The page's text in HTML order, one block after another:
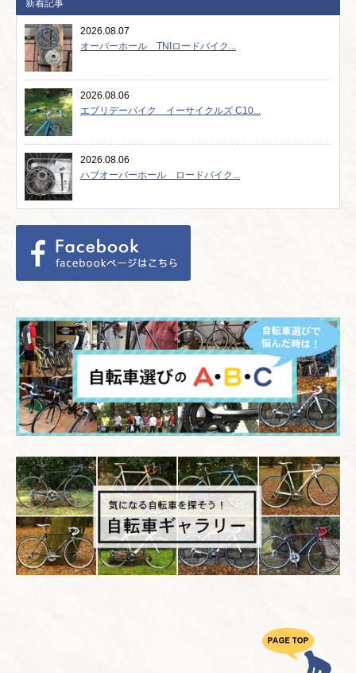
新着記事
2026.08.07
オーバーホール TNIロードバイク...
2026.08.06
エブリデーバイク イーサイクルズ C10...
2026.08.06
ハブオーバーホール ロードバイク...